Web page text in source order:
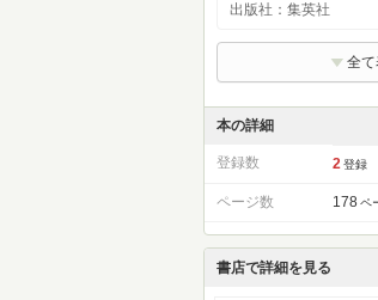
出版社：集英社
全
本の詳細
登録数 2 登録
ページ数 178 ペ
書店で詳細を見る